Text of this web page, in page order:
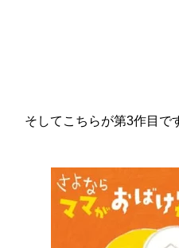
そしてこちらが第3作目で